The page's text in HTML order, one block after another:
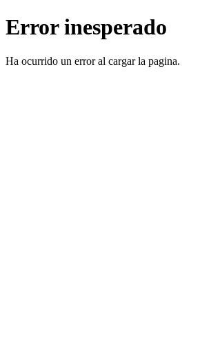
Error inesperado
Ha ocurrido un error al cargar la pagina.